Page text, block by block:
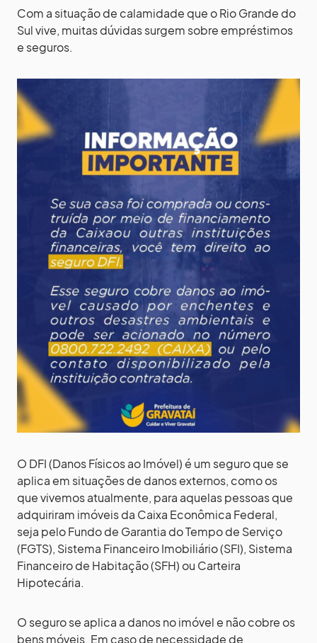
Com a situação de calamidade que o Rio Grande do
Sul vive, muitas dúvidas surgem sobre empréstimos
e seguros.
O DFI (Danos Físicos ao Imóvel) é um seguro que se
aplica em situações de danos externos, como os
que vivemos atualmente, para aquelas pessoas que
adquiriram imóveis da Caixa Econômica Federal,
seja pelo Fundo de Garantia do Tempo de Serviço
(FGTS), Sistema Financeiro Imobiliário (SFI), Sistema
Financeiro de Habitação (SFH) ou Carteira
Hipotecária.
O seguro se aplica a danos no imóvel e não cobre os
bens móveis. Em caso de necessidade de